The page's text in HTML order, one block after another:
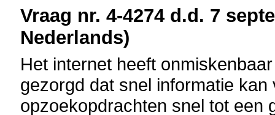
Vraag nr. 4-4274 d.d. 7
Nederlands)
Het internet heeft
gezorgd dat snel informatie
opzoekopdrachten snel tot een